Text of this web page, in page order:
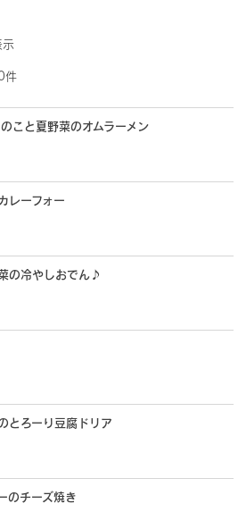
件
こと夏野菜のオムラーメン
レーフォー
の冷やしおでん♪
とろーり豆腐ドリア
のチーズ焼き